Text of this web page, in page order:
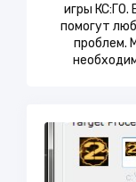
игры КС:ГО.
помогут
проблем.